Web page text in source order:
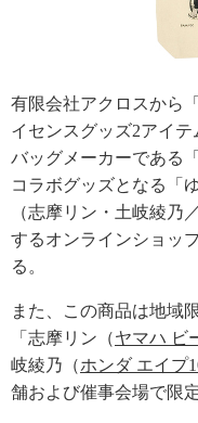
有限会社アクロスから
イセンスグッズ2アイ
バッグメーカーである
コラボグッズとなる「
（志摩リン・土岐綾乃
するオンラインショッ
る。
また、この商品は地域
「志摩リン（ヤマハ ビ
岐綾乃（ホンダ エイプ
舗および催事会場で限